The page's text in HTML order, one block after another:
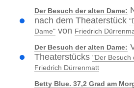
Der Besuch der alten Dame:
nach dem Theaterstück
Dame" von Friedrich
Der Besuch der alten Dame:
Theaterstücks "Der Besuch
Friedrich Dürrenmatt
Betty Blue. 37,2 Grad am